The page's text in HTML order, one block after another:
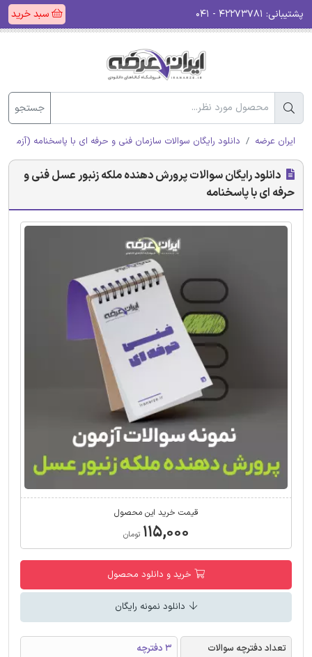
پشتیبانی: سبد خرید
جستجو
ایران عرضه دانلود رایگان سوالات سازمان فنی و حرفه ای با پاسخنامه (آزمون
دانلود رایگان سوالات پرورش دهنده ملکه زنبور عسل فنی و
حرفه ای با پاسخنامه
قیمت خرید این محصول
۱۱۵,۰۰۰ تومان
خرید و دانلود محصول
دانلود نمونه رایگان
تعداد دفترچه سوالات
3 دفترچه